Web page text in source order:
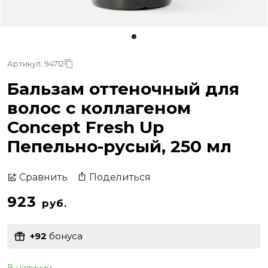
Артикул: 94712
Бальзам оттеночный для
волос с коллагеном
Concept Fresh Up
Пепельно-русый, 250 мл
Сравнить Поделиться
923 руб.
+92 бонуса